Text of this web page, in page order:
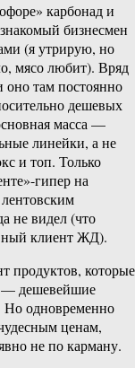
карбонад и
бизнесмен
(я утрирую, но
мясо любит). Вряд
там постоянно
дешевых
масса —
линейки, а не
и топ. Только
гипер на
не видел (что
клиент ЖД).
продуктов, которые
— дешевейшие
Но одновременно
ценам,
не по карману.